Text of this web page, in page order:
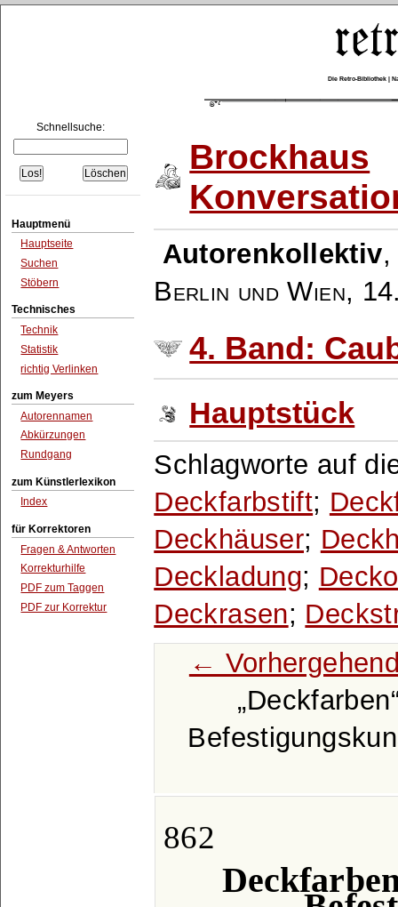
Die Retro-Bibliothek |
Schnellsuche:
Hauptmenü
Hauptseite
Suchen
Stöbern
Technisches
Technik
Statistik
richtig Verlinken
zum Meyers
Autorennamen
Abkürzungen
Rundgang
zum Künstlerlexikon
Index
für Korrektoren
Fragen & Antworten
Korrekturhilfe
PDF zum Taggen
PDF zur Korrektur
Brockhaus
Autorenkollektiv
Berlin und Wien,
4. Band:
Hauptstück
Schlagworte auf
Deckfarbstift;
Deckhäuser;
Deckladung;
Deckrasen;
←
Deckfarben
862